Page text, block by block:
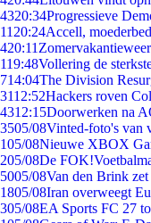
4320:34Progressieve
11 20:24Accell,
420:11
119:48Vollering de
714:04The Division
3112:52Hackers roven
4312:15Doorwerken na
3505/08Vinted-foto's van
105/08Nieuwe XBOX
205/08De
5005/08Van den Brink zet
1805/08Iran overweegt
305/08EA Sports FC 27